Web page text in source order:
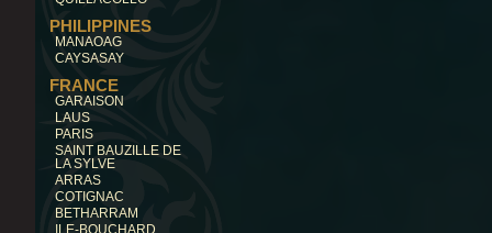
PHILIPPINES
MANAOAG
CAYSASAY
FRANCE
GARAISON
LAUS
PARIS
SAINT BAUZILLE DE
LA SYLVE
ARRAS
COTIGNAC
BETHARRAM
ILE-BOUCHARD